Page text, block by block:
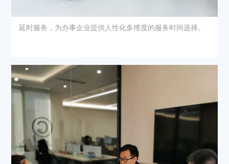
延时服务，为办事企业提供人性化多维度的服务时间选择。